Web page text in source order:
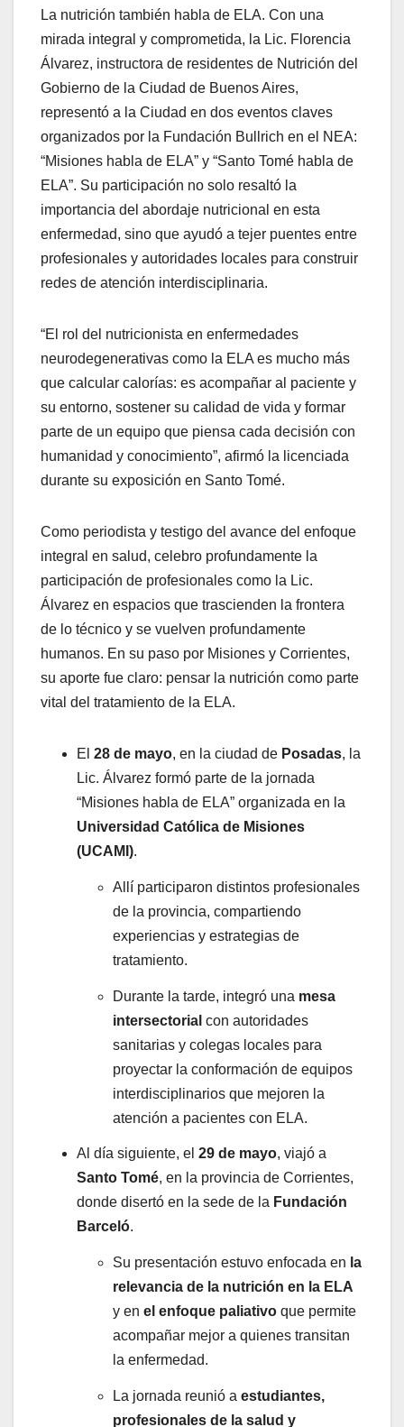
La nutrición también habla de ELA. Con una
mirada integral y comprometida, la Lic. Florencia
Álvarez, instructora de residentes de Nutrición del
Gobierno de la Ciudad de Buenos Aires,
representó a la Ciudad en dos eventos claves
organizados por la Fundación Bullrich en el NEA:
“Misiones habla de ELA” y “Santo Tomé habla de
ELA”. Su participación no solo resaltó la
importancia del abordaje nutricional en esta
enfermedad, sino que ayudó a tejer puentes entre
profesionales y autoridades locales para construir
redes de atención interdisciplinaria.
“El rol del nutricionista en enfermedades
neurodegenerativas como la ELA es mucho más
que calcular calorías: es acompañar al paciente y
su entorno, sostener su calidad de vida y formar
parte de un equipo que piensa cada decisión con
humanidad y conocimiento”, afirmó la licenciada
durante su exposición en Santo Tomé.
Como periodista y testigo del avance del enfoque
integral en salud, celebro profundamente la
participación de profesionales como la Lic.
Álvarez en espacios que trascienden la frontera
de lo técnico y se vuelven profundamente
humanos. En su paso por Misiones y Corrientes,
su aporte fue claro: pensar la nutrición como parte
vital del tratamiento de la ELA.
El 28 de mayo, en la ciudad de Posadas, la
Lic. Álvarez formó parte de la jornada
“Misiones habla de ELA” organizada en la
Universidad Católica de Misiones
(UCAMI).
Allí participaron distintos profesionales
de la provincia, compartiendo
experiencias y estrategias de
tratamiento.
Durante la tarde, integró una mesa
intersectorial con autoridades
sanitarias y colegas locales para
proyectar la conformación de equipos
interdisciplinarios que mejoren la
atención a pacientes con ELA.
Al día siguiente, el 29 de mayo, viajó a
Santo Tomé, en la provincia de Corrientes,
donde disertó en la sede de la Fundación
Barceló.
Su presentación estuvo enfocada en la
relevancia de la nutrición en la ELA
y en el enfoque paliativo que permite
acompañar mejor a quienes transitan
la enfermedad.
La jornada reunió a estudiantes,
profesionales de la salud y